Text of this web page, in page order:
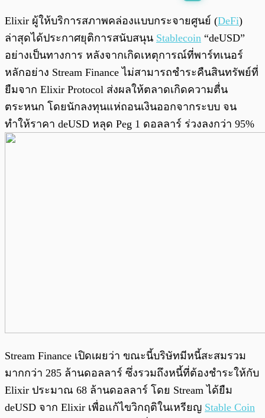
พร้อมเล่น 0:00
Elixir ผู้ให้บริการสภาพคล่องแบบกระจายศูนย์ (DeFi)
ล่าสุดได้ประกาศยุติการสนับสนุน Stablecoin “deUSD”
อย่างเป็นทางการ หลังจากเกิดเหตุการณ์ที่พาร์ทเนอร์
หลักอย่าง Stream Finance ไม่สามารถชำระคืนสินทรัพย์ที่
ยืมจาก Elixir Protocol ส่งผลให้ตลาดเกิดความตื่น
ตระหนก โดยนักลงทุนแห่ถอนเงินออกจากระบบ จน
ทำให้ราคา deUSD หลุด Peg 1 ดอลลาร์ ร่วงลงกว่า 95%
Stream Finance เปิดเผยว่า ขณะนี้บริษัทมีหนี้สะสมรวม
มากกว่า 285 ล้านดอลลาร์ ซึ่งรวมถึงหนี้ที่ต้องชำระให้กับ
Elixir ประมาณ 68 ล้านดอลลาร์ โดย Stream ได้ยืม
deUSD จาก Elixir เพื่อแก้ไขวิกฤติในเหรียญ Stable Coin